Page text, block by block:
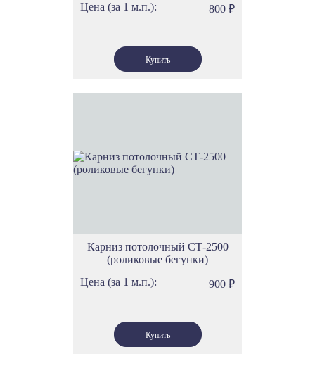
Цена (за 1 м.п.): 800 ₽
Карниз потолочный СТ-2500
(роликовые бегунки)
Цена (за 1 м.п.):
900 ₽